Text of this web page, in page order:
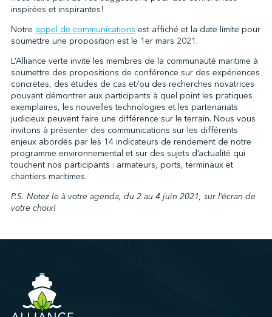
inspirées et inspirantes!
Notre appel de communications est affiché et la date limite pour
soumettre une proposition est le 1er mars 2021.
L’Alliance verte invite les membres de la communauté maritime à
soumettre des propositions de conférence sur des expériences
concrètes, des études de cas et/ou des recherches novatrices
pouvant démontrer aux participants à quel point les pratiques
exemplaires, les nouvelles technologies et les partenariats
judicieux peuvent faire une différence sur le terrain. Nous vous
invitons à présenter des communications sur les différents
enjeux abordés par les 14 indicateurs de rendement de notre
programme environnemental et sur des sujets d’actualité qui
touchent nos participants : armateurs, ports, terminaux et
chantiers maritimes.
P.S. Notez le à votre agenda, du 2 au 4 juin 2021, sur l’écran de
votre choix!